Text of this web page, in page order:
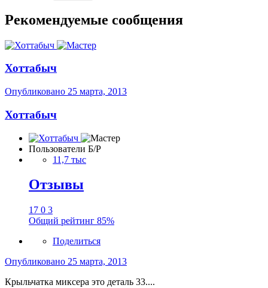
Рекомендуемые сообщения
Хоттабыч
Опубликовано 25 марта, 2013
Хоттабыч
Пользователи Б/Р
11,7 тыс
Отзывы
17 0 3
Общий рейтинг 85%
Поделиться
Опубликовано 25 марта, 2013
Крыльчатка миксера это деталь 33....